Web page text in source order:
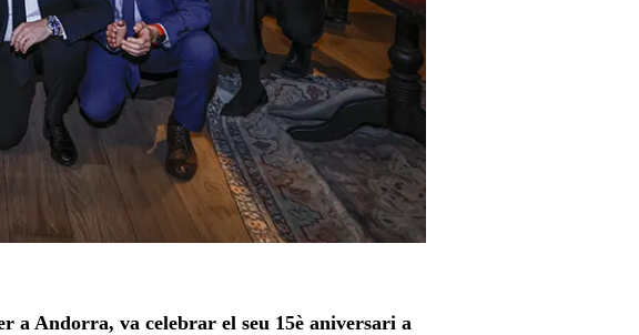
a Andorra, va celebrar el seu 15è aniversari a